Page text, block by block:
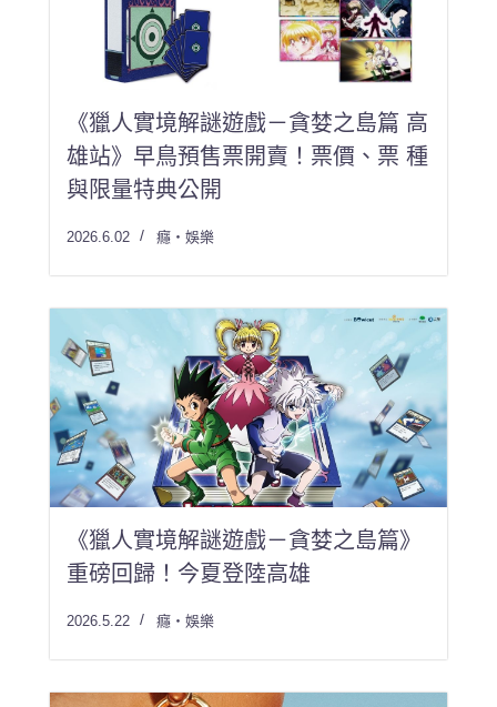
《獵人實境解謎遊戲－貪婪之島篇 高
雄站》早鳥預售票開賣！票價、票 種
與限量特典公開
2026.6.02 癮・娛樂
《獵人實境解謎遊戲－貪婪之島篇》
重磅回歸！今夏登陸高雄
2026.5.22 癮・娛樂